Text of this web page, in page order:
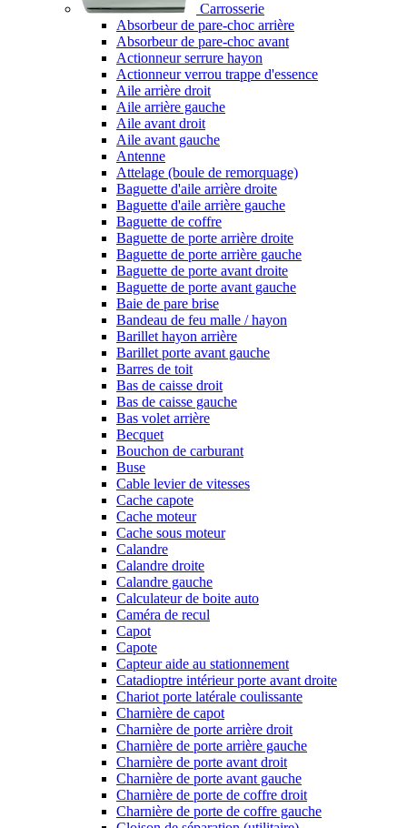
Carrosserie
Absorbeur de pare-choc arrière
Absorbeur de pare-choc avant
Actionneur serrure hayon
Actionneur verrou trappe d'essence
Aile arrière droit
Aile arrière gauche
Aile avant droit
Aile avant gauche
Antenne
Attelage (boule de remorquage)
Baguette d'aile arrière droite
Baguette d'aile arrière gauche
Baguette de coffre
Baguette de porte arrière droite
Baguette de porte arrière gauche
Baguette de porte avant droite
Baguette de porte avant gauche
Baie de pare brise
Bandeau de feu malle / hayon
Barillet hayon arrière
Barillet porte avant gauche
Barres de toit
Bas de caisse droit
Bas de caisse gauche
Bas volet arrière
Becquet
Bouchon de carburant
Buse
Cable levier de vitesses
Cache capote
Cache moteur
Cache sous moteur
Calandre
Calandre droite
Calandre gauche
Calculateur de boite auto
Caméra de recul
Capot
Capote
Capteur aide au stationnement
Catadioptre intérieur porte avant droite
Chariot porte latérale coulissante
Charnière de capot
Charnière de porte arrière droit
Charnière de porte arrière gauche
Charnière de porte avant droit
Charnière de porte avant gauche
Charnière de porte de coffre droit
Charnière de porte de coffre gauche